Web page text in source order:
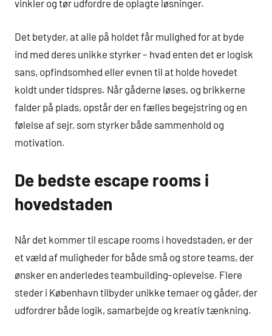
vinkler og tør udfordre de oplagte løsninger.
Det betyder, at alle på holdet får mulighed for at byde
ind med deres unikke styrker – hvad enten det er logisk
sans, opfindsomhed eller evnen til at holde hovedet
koldt under tidspres. Når gåderne løses, og brikkerne
falder på plads, opstår der en fælles begejstring og en
følelse af sejr, som styrker både sammenhold og
motivation.
De bedste escape rooms i
hovedstaden
Når det kommer til escape rooms i hovedstaden, er der
et væld af muligheder for både små og store teams, der
ønsker en anderledes teambuilding-oplevelse. Flere
steder i København tilbyder unikke temaer og gåder, der
udfordrer både logik, samarbejde og kreativ tænkning.